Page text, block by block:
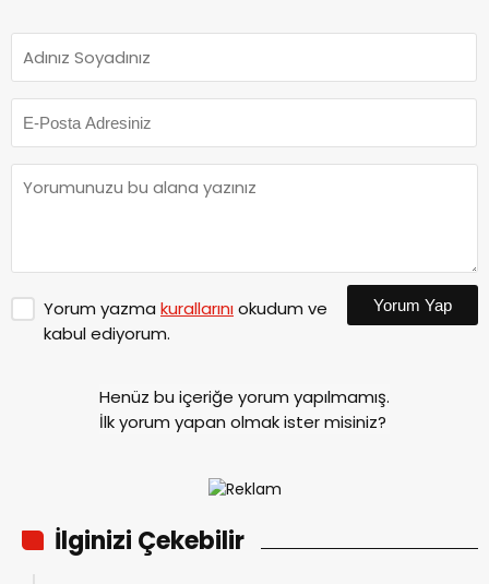
Yorum yazma kurallarınıokudum ve
kabul ediyorum.
Yorum Yap
Henüz bu içeriğe yorum yapılmamış.
İlk yorum yapan olmak ister misiniz?
İlginizi Çekebilir